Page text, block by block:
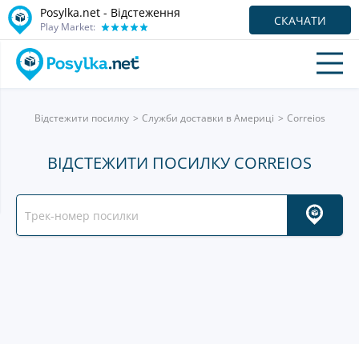
Posylka.net - Відстеження
Play Market: СКАЧАТИ
Відстежити посилку Служби доставки в Америці Correios
ВІДСТЕЖИТИ ПОСИЛКУ CORREIOS